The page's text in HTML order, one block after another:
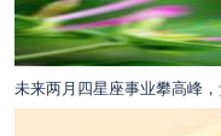
未来两月四星座事业攀高峰